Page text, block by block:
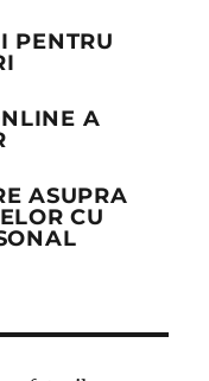
PENTRU
A
ASUPRA
CU